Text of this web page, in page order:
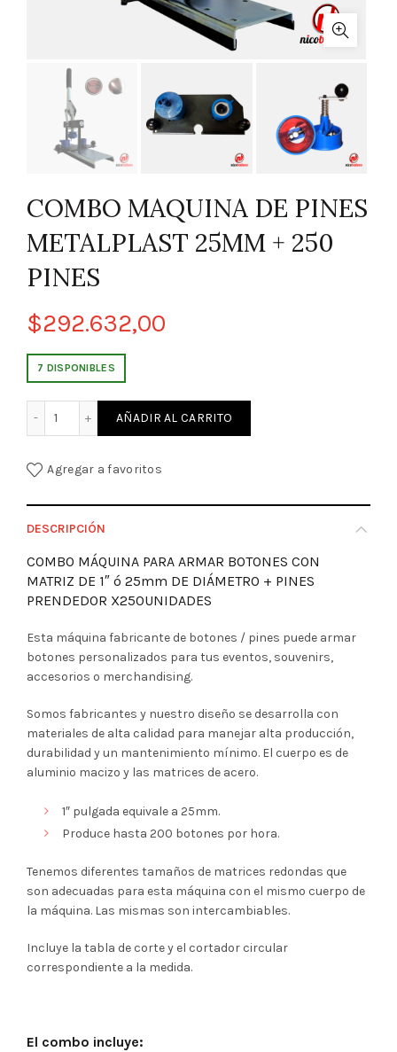
COMBO MAQUINA DE PINES
METALPLAST 25MM + 250
PINES
$292.632,00
7 DISPONIBLES
COMBO MAQUINA DE PINES METALPLAST 25MM + 250
AÑADIR AL CARRITO
Agregar a favoritos
DESCRIPCIÓN
COMBO MÁQUINA PARA ARMAR BOTONES CON
MATRIZ DE 1″ ó 25mm DE DIÁMETRO + PINES
PRENDEDOR X250UNIDADES
Esta máquina fabricante de botones / pines puede armar
botones personalizados para tus eventos, souvenirs,
accesorios o merchandising.
Somos fabricantes y nuestro diseño se desarrolla con
materiales de alta calidad para manejar alta producción,
durabilidad y un mantenimiento mínimo. El cuerpo es de
aluminio macizo y las matrices de acero.
1″ pulgada equivale a 25mm.
Produce hasta 200 botones por hora.
Tenemos diferentes tamaños de matrices redondas que
son adecuadas para esta máquina con el mismo cuerpo de
la máquina. Las mismas son intercambiables.
Incluye la tabla de corte y el cortador circular
correspondiente a la medida.
El combo incluye: